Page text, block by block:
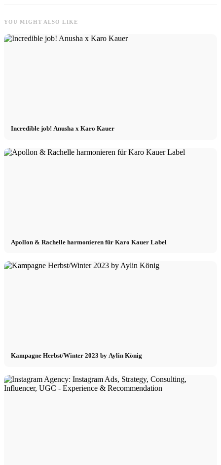
YOU MIGHT ALSO LIKE
Incredible job! Anusha x Karo Kauer
Apollon & Rachelle harmonieren für Karo Kauer Label
Kampagne Herbst/Winter 2023 by Aylin König